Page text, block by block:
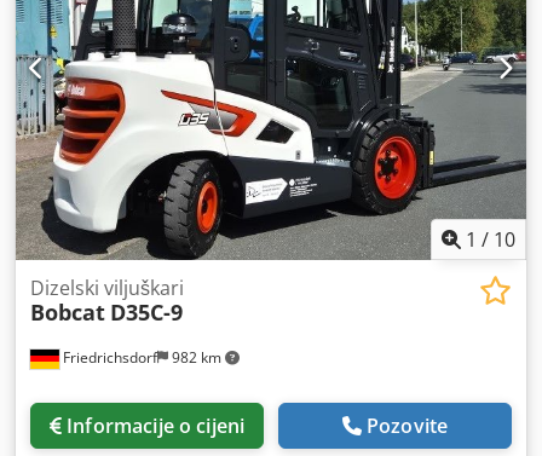
1 / 10
Friedrichsdorf 982 km
Dizelski viljuškari
Bobcat D35C-9
Informacije o cijeni Pozovite